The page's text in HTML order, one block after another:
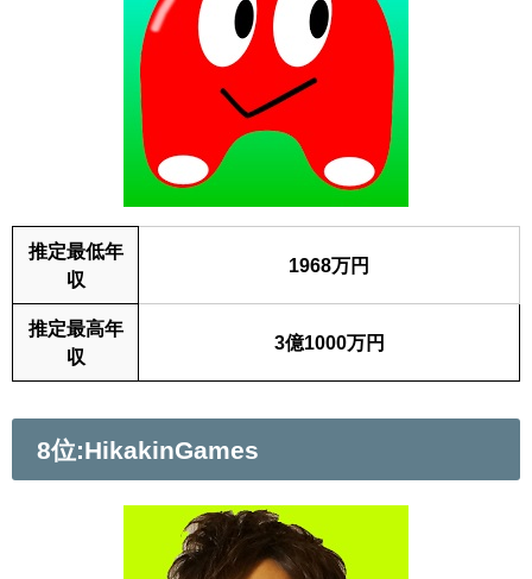
推定最低年
収
1968万円
推定最高年
収
3億1000万円
8位:HikakinGames